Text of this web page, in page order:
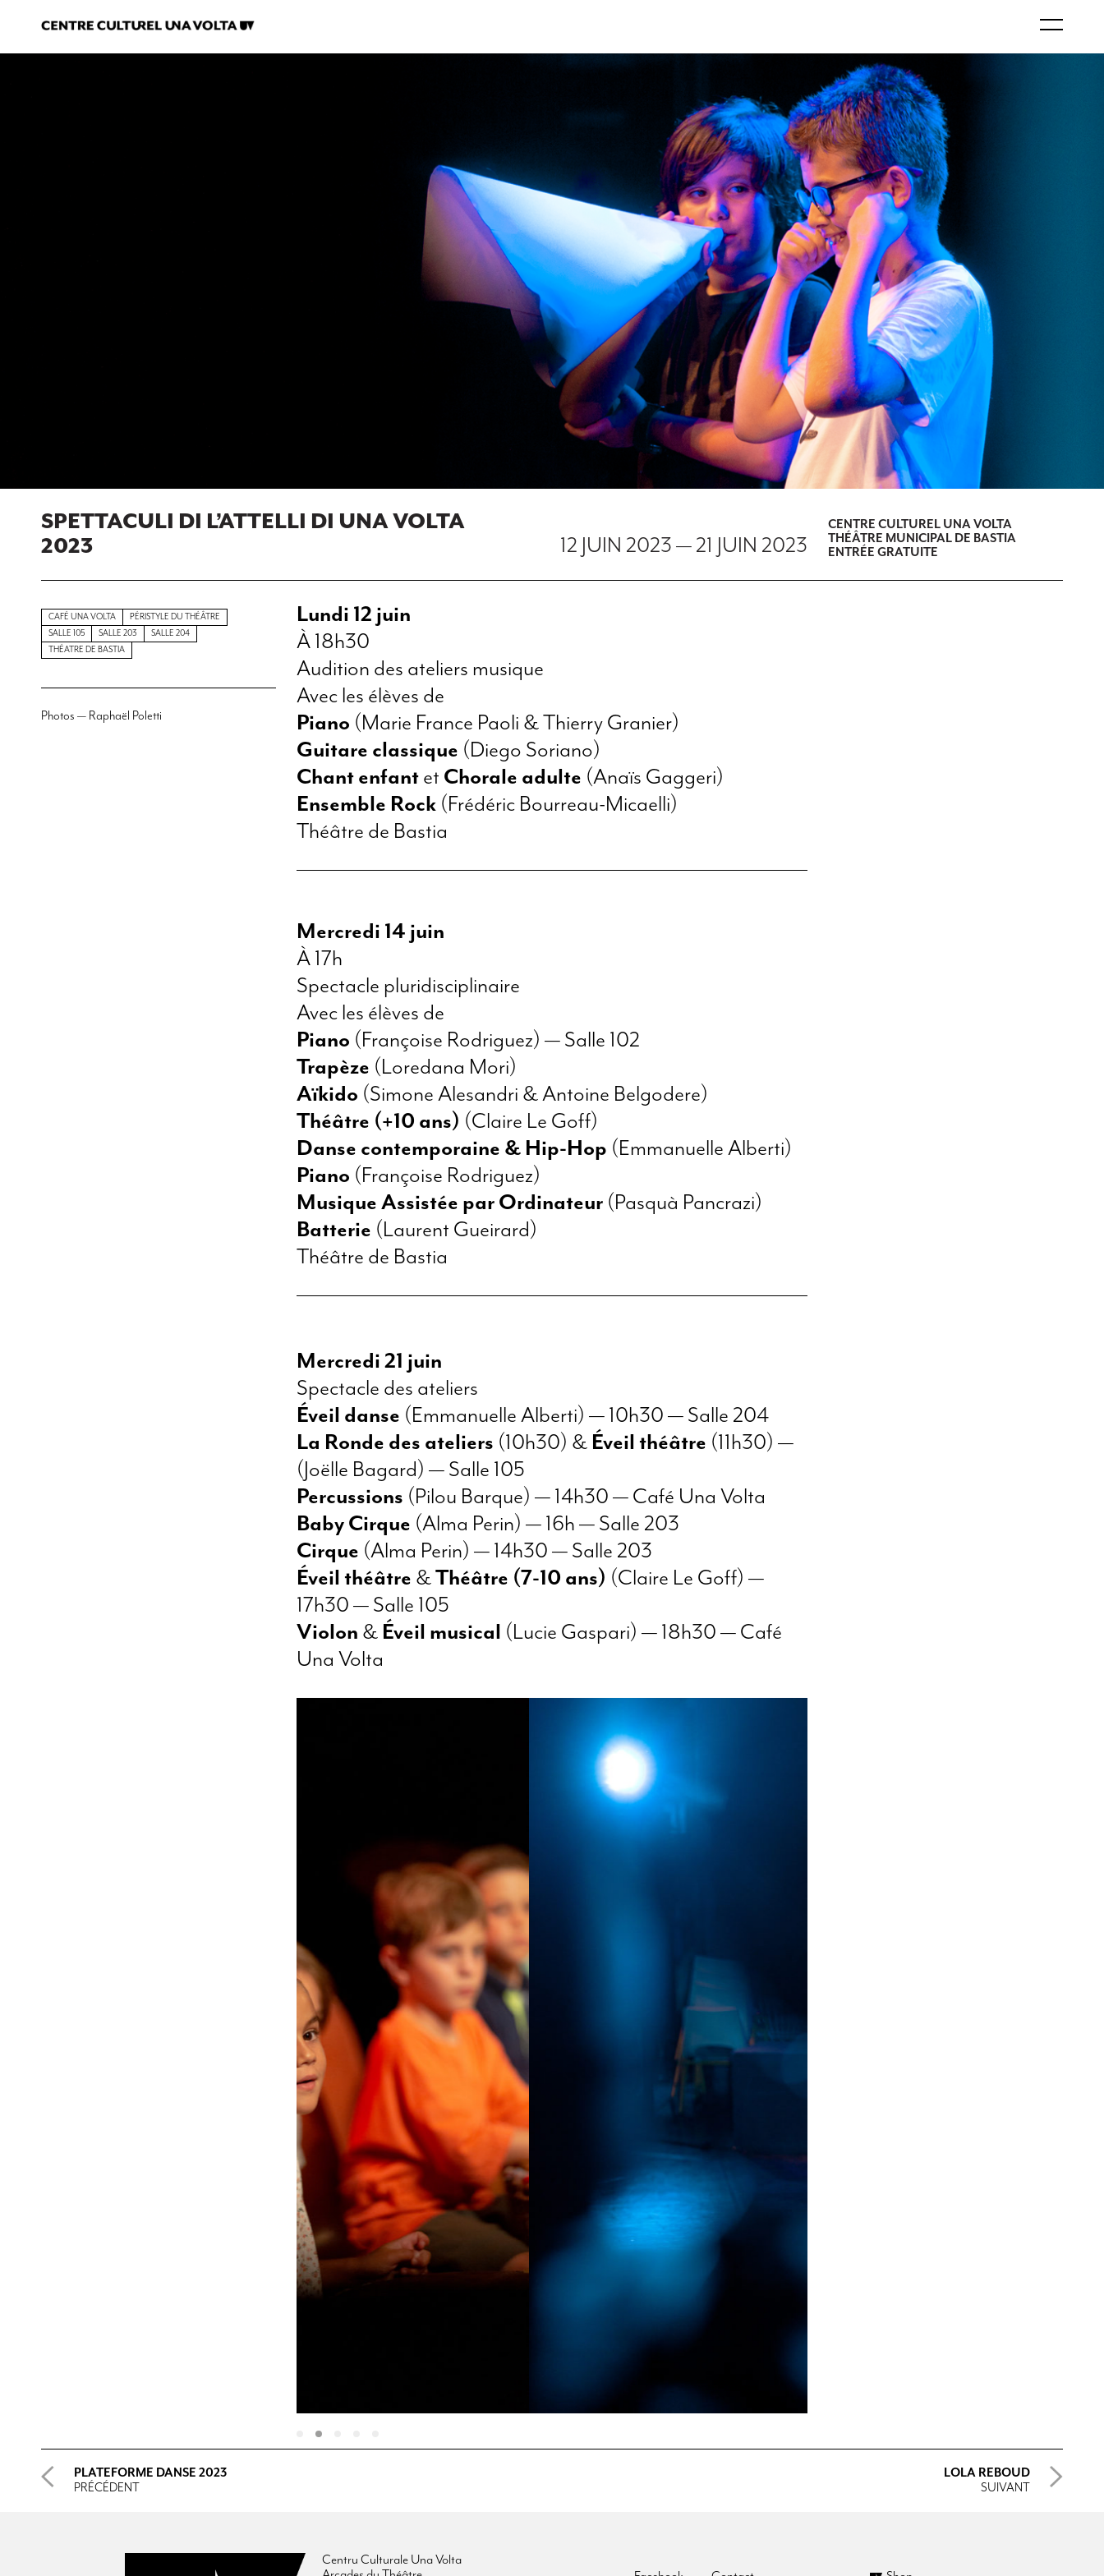
SPETTACULI DI L’ATTELLI DI UNA VOLTA
2023
12 JUIN 2023—21 JUIN 2023
CENTRE CULTUREL UNA VOLTA
THÉÂTRE MUNICIPAL DE BASTIA
ENTRÉE GRATUITE
CAFÉ UNA VOLTA
PÉRISTYLE DU THÉÂTRE
SALLE 105
SALLE 203
SALLE 204
THÉATRE DE BASTIA
Photos — Raphaël Poletti
Lundi 12 juin
À 18h30
Audition des ateliers musique
Avec les élèves de
Piano (Marie France Paoli & Thierry Granier)
Guitare classique (Diego Soriano)
Chant enfantet Chorale adulte (Anaïs Gaggeri)
Ensemble Rock (Frédéric Bourreau-Micaelli)
Théâtre de Bastia
Mercredi 14 juin
À 17h
Spectacle pluridisciplinaire
Avec les élèves de
Piano (Françoise Rodriguez) — Salle 102
Trapèze (Loredana Mori)
Aïkido (Simone Alesandri & Antoine Belgodere)
Théâtre (+10 ans) (Claire Le Goff)
Danse contemporaine & Hip-Hop (Emmanuelle Alberti)
Piano (Françoise Rodriguez)
Musique Assistée par Ordinateur (Pasquà Pancrazi)
Batterie (Laurent Gueirard)
Théâtre de Bastia
Mercredi 21 juin
Spectacle des ateliers
Éveil danse (Emmanuelle Alberti) — 10h30 — Salle 204
La Ronde des ateliers (10h30) & Éveil théâtre (11h30) —
(Joëlle Bagard) — Salle 105
Percussions (Pilou Barque) — 14h30 — Café Una Volta
Baby Cirque (Alma Perin) — 16h — Salle 203
Cirque (Alma Perin) — 14h30 — Salle 203
Éveil théâtre &Théâtre (7-10 ans) (Claire Le Goff) —
17h30 — Salle 105
Violon & Éveil musical (Lucie Gaspari) — 18h30 — Café
Una Volta
PLATEFORME DANSE 2023
PRÉCÉDENT
LOLA REBOUD
SUIVANT
Centru Culturale Una Volta